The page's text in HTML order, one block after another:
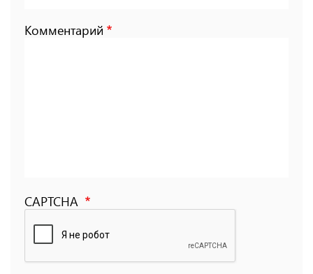
Комментарий
CAPTCHA